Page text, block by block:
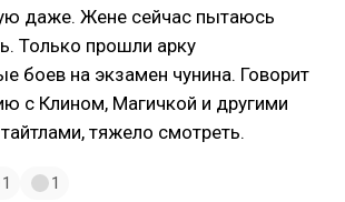
даже. Жене сейчас пытаюсь
Только прошли арку
боев на экзамен чунина. Говорит
с Клином, Магичкой и другими
тяжело смотреть.
1 1